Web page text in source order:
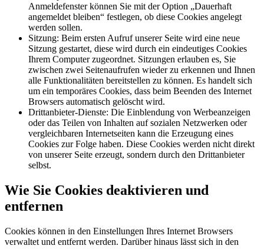
Anmeldefenster können Sie mit der Option „Dauerhaft
angemeldet bleiben“ festlegen, ob diese Cookies angelegt
werden sollen.
Sitzung: Beim ersten Aufruf unserer Seite wird eine neue
Sitzung gestartet, diese wird durch ein eindeutiges Cookies
Ihrem Computer zugeordnet. Sitzungen erlauben es, Sie
zwischen zwei Seitenaufrufen wieder zu erkennen und Ihnen
alle Funktionalitäten bereitstellen zu können. Es handelt sich
um ein temporäres Cookies, dass beim Beenden des Internet
Browsers automatisch gelöscht wird.
Drittanbieter-Dienste: Die Einblendung von Werbeanzeigen
oder das Teilen von Inhalten auf sozialen Netzwerken oder
vergleichbaren Internetseiten kann die Erzeugung eines
Cookies zur Folge haben. Diese Cookies werden nicht direkt
von unserer Seite erzeugt, sondern durch den Drittanbieter
selbst.
Wie Sie Cookies deaktivieren und
entfernen
Cookies können in den Einstellungen Ihres Internet Browsers
verwaltet und entfernt werden. Darüber hinaus lässt sich in den